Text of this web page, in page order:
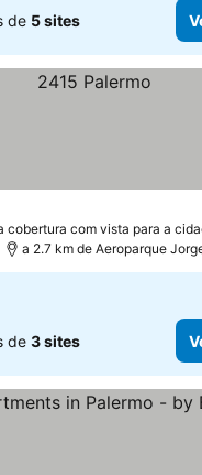
de 5 sites
cobertura com vista para a
a 2.7 km de Aeroparque
de 3 sites